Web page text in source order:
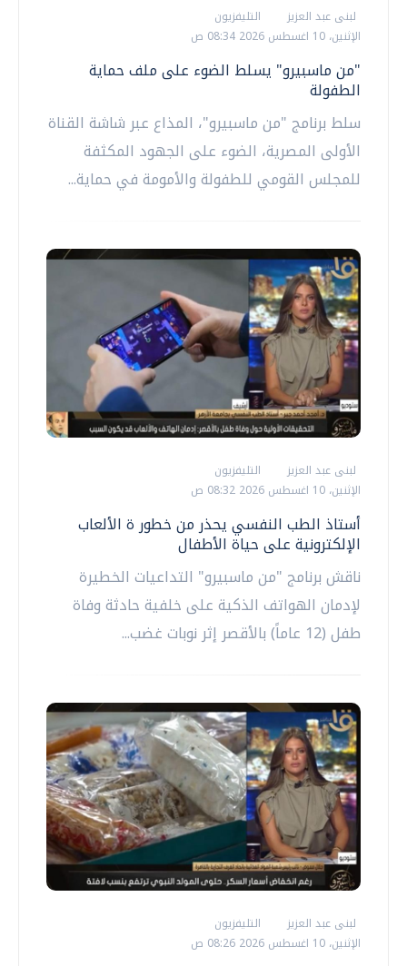
لبنى عبد العزيز
التليفزيون
الإثنين، 10 اغسطس 2026 08:34 ص
"من ماسبيرو" يسلط الضوء على ملف حماية
الطفولة
سلط برنامج "من ماسبيرو"، المذاع عبر شاشة القناة
الأولى المصرية، الضوء على الجهود المكثفة
للمجلس القومي للطفولة والأمومة في حماية...
لبنى عبد العزيز
التليفزيون
الإثنين، 10 اغسطس 2026 08:32 ص
أستاذ الطب النفسي يحذر من خطور ة الألعاب
الإلكترونية على حياة الأطفال
ناقش برنامج "من ماسبيرو" التداعيات الخطيرة
لإدمان الهواتف الذكية على خلفية حادثة وفاة
طفل (12 عاماً) بالأقصر إثر نوبات غضب...
لبنى عبد العزيز
التليفزيون
الإثنين، 10 اغسطس 2026 08:26 ص